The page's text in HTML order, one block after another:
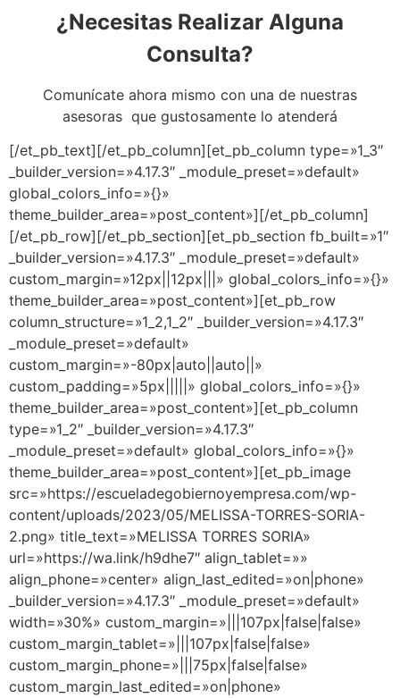
¿Necesitas Realizar Alguna
Consulta?
Comunícate ahora mismo con una de nuestras
asesoras que gustosamente lo atenderá
[/et_pb_text][/et_pb_column][et_pb_column type=»1_3″
_builder_version=»4.17.3″ _module_preset=»default»
global_colors_info=»{}»
theme_builder_area=»post_content»][/et_pb_column]
[/et_pb_row][/et_pb_section][et_pb_section fb_built=»1″
_builder_version=»4.17.3″ _module_preset=»default»
custom_margin=»12px||12px|||» global_colors_info=»{}»
theme_builder_area=»post_content»][et_pb_row
column_structure=»1_2,1_2″ _builder_version=»4.17.3″
_module_preset=»default»
custom_margin=»-80px|auto||auto||»
custom_padding=»5px|||||» global_colors_info=»{}»
theme_builder_area=»post_content»][et_pb_column
type=»1_2″ _builder_version=»4.17.3″
_module_preset=»default» global_colors_info=»{}»
theme_builder_area=»post_content»][et_pb_image
src=»https://escueladegobiernoyempresa.com/wp-
content/uploads/2023/05/MELISSA-TORRES-SORIA-
2.png» title_text=»MELISSA TORRES SORIA»
url=»https://wa.link/h9dhe7″ align_tablet=»»
align_phone=»center» align_last_edited=»on|phone»
_builder_version=»4.17.3″ _module_preset=»default»
width=»30%» custom_margin=»|||107px|false|false»
custom_margin_tablet=»|||107px|false|false»
custom_margin_phone=»|||75px|false|false»
custom_margin_last_edited=»on|phone»